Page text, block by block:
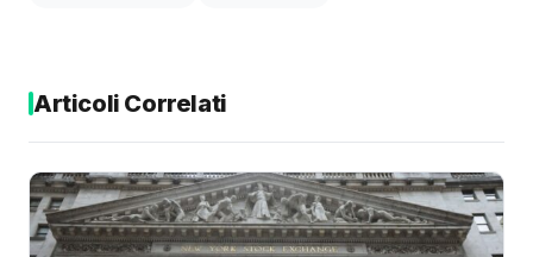
Articoli Correlati